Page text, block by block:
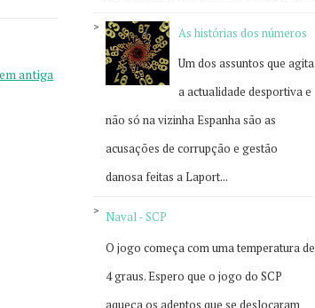
antiga
As histórias dos números
Um dos assuntos que agita
a actualidade desportiva e
não só na vizinha Espanha são as
acusações de corrupção e gestão
danosa feitas a Laport...
Naval - SCP
O jogo começa com uma temperatura de
4 graus. Espero que o jogo do SCP
aqueça os adeptos que se deslocaram